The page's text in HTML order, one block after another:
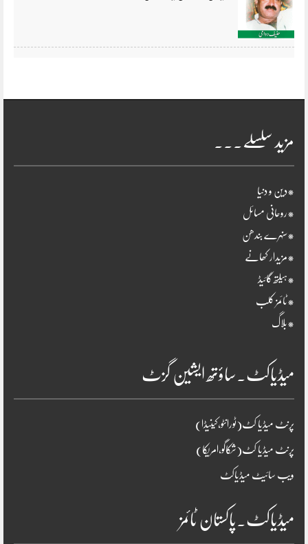
مزید سلسلے۔۔۔
*دین و دنیا
*روحانی مسائل
*سنہرے بندھن
*مزیدار کھانے
*ہیلتھ گائیڈ
*ٹائمز کلب
*بلاگ
میڈیاکٹ۔ساؤتھ ایشین گزٹ
پرنٹ میڈیا کٹ(ٹورانٹو،کینیڈا)
پرنٹ میڈیا کٹ(شکاگو،امریکا)
ویب سائیٹ میڈیاکٹ
میڈیاکٹ۔پاکستان ٹائمز